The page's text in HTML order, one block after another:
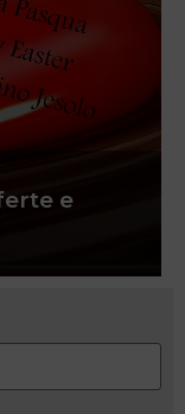
e